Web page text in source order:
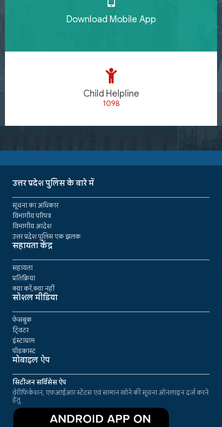
Download Mobile App
Child Helpline
1098
उत्तर प्रदेश पुलिस के बारे में
सूचना का अधिकार
विभागीय परिपत्र
विभागीय आदेश
उत्तर प्रदेश पुलिस एक झलक
सहायता केंद्र
सहायता
प्रतिक्रिया
क्या करें,क्या नहीं
सोशल मीडिया
फेसबुक
ट्विटर
इंस्टाग्राम
पॉडकास्ट
मोबाइल ऐप
सिटीजन सर्विसेस ऐप
वेरीफिकेशन, एफआईआर स्टेटस एवं सामान खोने की सूचना ऑनलाइन दर्ज करने
हेतु